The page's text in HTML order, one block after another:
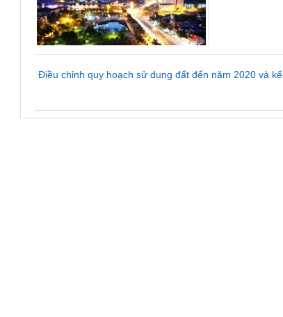
Điều chỉnh quy hoạch sử dụng đất đến năm 2020 và